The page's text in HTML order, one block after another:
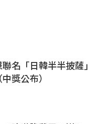
名「日韓半半披薩」
獎公布）